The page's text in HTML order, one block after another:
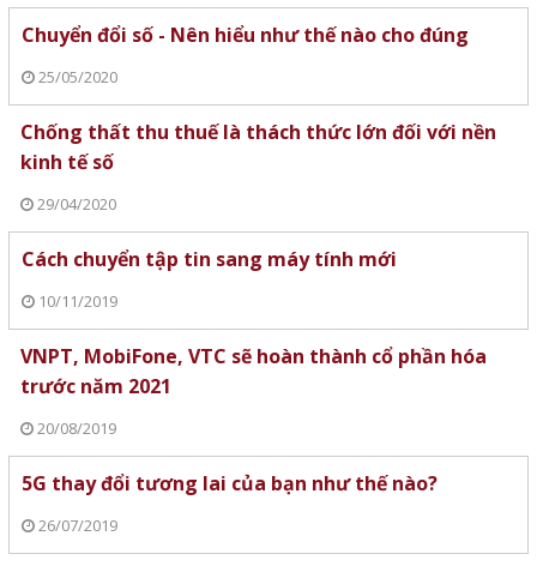
Chuyển đổi số - Nên hiểu như thế nào cho đúng
25/05/2020
Chống thất thu thuế là thách thức lớn đối với nền
kinh tế số
29/04/2020
Cách chuyển tập tin sang máy tính mới
10/11/2019
VNPT, MobiFone, VTC sẽ hoàn thành cổ phần hóa
trước năm 2021
20/08/2019
5G thay đổi tương lai của bạn như thế nào?
26/07/2019